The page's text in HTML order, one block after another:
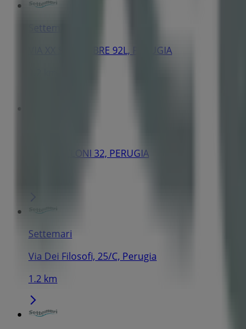
Settemari
VIA XX SETTEMBRE 92L, PERUGIA
VIA ANGELONI 32, PERUGIA
Settemari
Via Dei Filosofi, 25/C, Perugia
1.2 km